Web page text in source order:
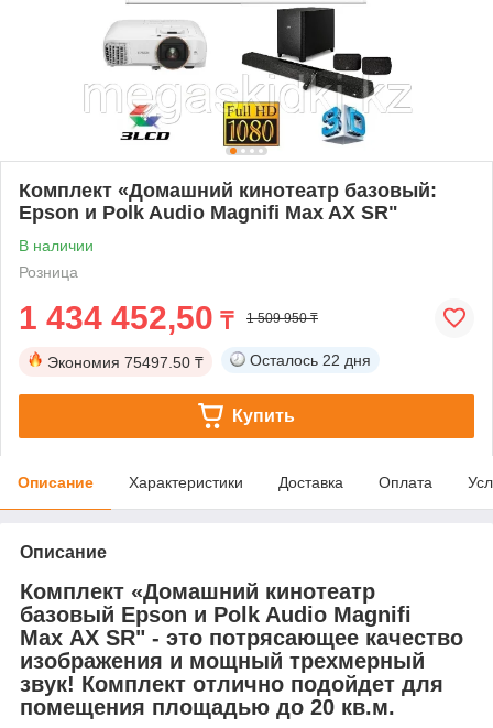
Комплект «Домашний кинотеатр базовый:
Epson и Polk Audio Magnifi Max AX SR"
В наличии
Розница
1 434 452,50 ₸ 1 509 950 ₸
Экономия 75497.50 ₸ Осталось 22 дня
Купить
Описание Характеристики Доставка Оплата
Описание
Комплект «Домашний кинотеатр
базовый Epson и Polk Audio Magnifi
Max AX SR" - это потрясающее качество
изображения и мощный трехмерный
звук! Комплект отлично подойдет для
помещения площадью до 20 кв.м.